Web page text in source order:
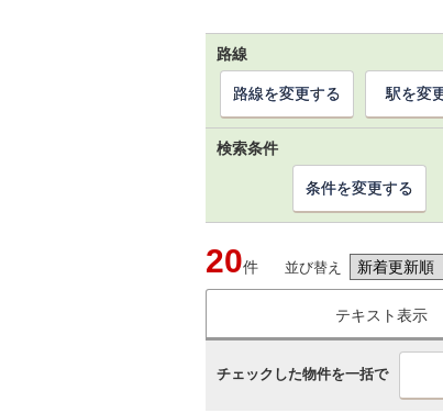
路線
路線を変更する 駅を変
検索条件
条件を変更する
20件 並び替え
テキスト表示
チェックした物件を一括で